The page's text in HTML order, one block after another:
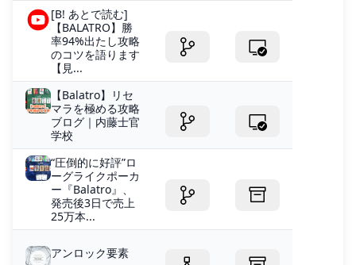
[B! あとで読む]
【BALATRO】勝
率94%出たし攻略
のコツを語ります
【見...
【Balatro】リセ
マラを極める攻略
ブログ｜内藤士官
学校
“圧倒的に好評”ロ
ーグライクポーカ
ー『Balatro』、
発売後3日で売上
25万本...
アンロック要素